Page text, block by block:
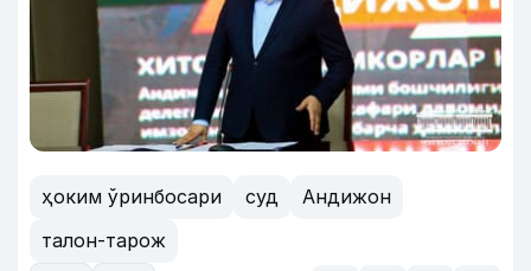
ҳоким ўринбосари суд
Андижон
талон-тарож